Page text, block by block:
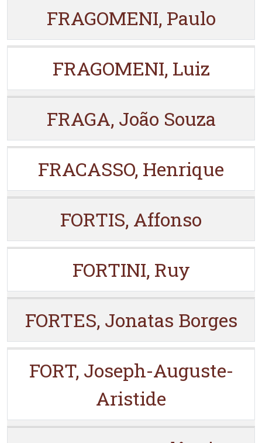
FRAGOMENI, Paulo
FRAGOMENI, Luiz
FRAGA, João Souza
FRACASSO, Henrique
FORTIS, Affonso
FORTINI, Ruy
FORTES, Jonatas Borges
FORT, Joseph-Auguste-
Aristide